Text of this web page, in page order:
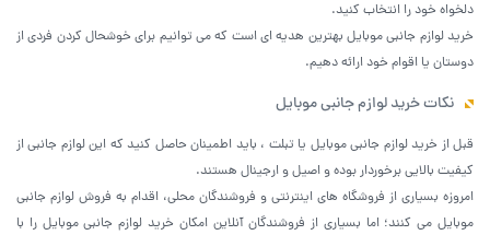
دلخواه خود را انتخاب کنید.
خرید لوازم جانبی موبایل بهترین هدیه ای است که می توانیم برای خوشحال کردن فردی از
دوستان یا اقوام خود ارائه دهیم.
نکات خرید لوازم جانبی موبایل
قبل از خرید لوازم جانبی موبایل یا تبلت ، باید اطمینان حاصل کنید که این لوازم جانبی از
کیفیت بالایی برخوردار بوده و اصیل و ارجینال هستند.
امروزه بسیاری از فروشگاه های اینترنتی و فروشندگان محلی، اقدام به فروش لوازم جانبی
موبایل می کنند؛ اما بسیاری از فروشندگان آنلاین امکان خرید لوازم جانبی موبایل را با